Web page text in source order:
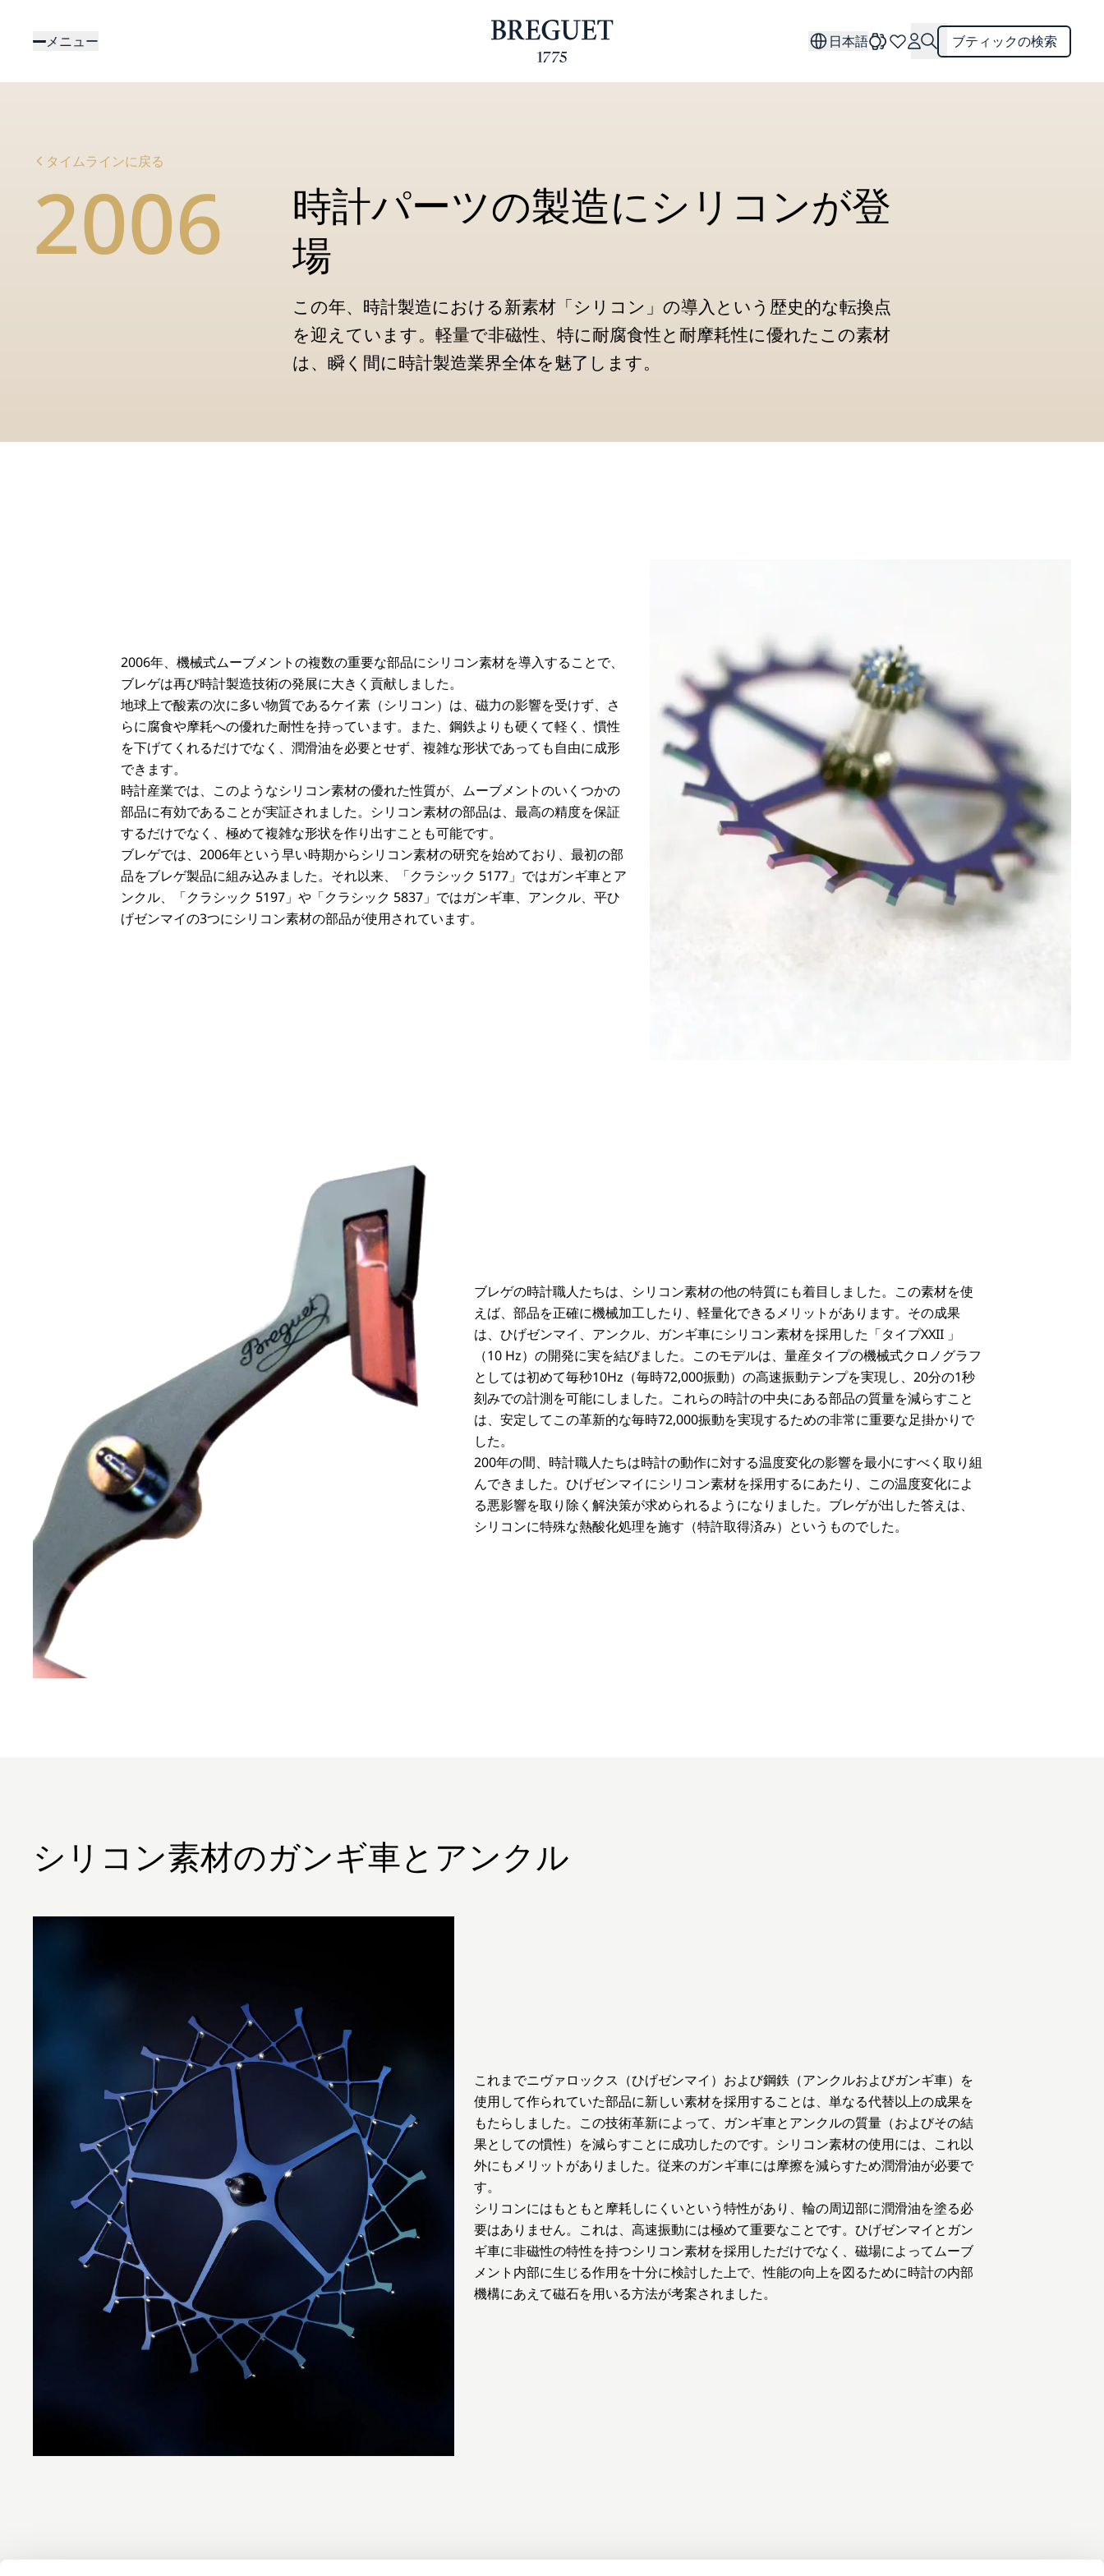
メニュー 日本語 ブティックの検索
タイムラインに戻る
2006
時計パーツの製造にシリコンが登
場
この年、時計製造における新素材「シリコン」の導入という歴史的な転換点
を迎えています。軽量で非磁性、特に耐腐食性と耐摩耗性に優れたこの素材
は、瞬く間に時計製造業界全体を魅了します。
2006年、機械式ムーブメントの複数の重要な部品にシリコン素材を導入することで、
ブレゲは再び時計製造技術の発展に大きく貢献しました。
地球上で酸素の次に多い物質であるケイ素（シリコン）は、磁力の影響を受けず、さ
らに腐食や摩耗への優れた耐性を持っています。また、鋼鉄よりも硬くて軽く、慣性
を下げてくれるだけでなく、潤滑油を必要とせず、複雑な形状であっても自由に成形
できます。
時計産業では、このようなシリコン素材の優れた性質が、ムーブメントのいくつかの
部品に有効であることが実証されました。シリコン素材の部品は、最高の精度を保証
するだけでなく、極めて複雑な形状を作り出すことも可能です。
ブレゲでは、2006年という早い時期からシリコン素材の研究を始めており、最初の部
品をブレゲ製品に組み込みました。それ以来、「クラシック 5177」ではガンギ車とア
ンクル、「クラシック 5197」や「クラシック 5837」ではガンギ車、アンクル、平ひ
げゼンマイの3つにシリコン素材の部品が使用されています。
ブレゲの時計職人たちは、シリコン素材の他の特質にも着目しました。この素材を使
えば、部品を正確に機械加工したり、軽量化できるメリットがあります。その成果
は、ひげゼンマイ、アンクル、ガンギ車にシリコン素材を採用した「タイプXXII 」
（10 Hz）の開発に実を結びました。このモデルは、量産タイプの機械式クロノグラフ
としては初めて毎秒10Hz（毎時72,000振動）の高速振動テンプを実現し、20分の1秒
刻みでの計測を可能にしました。これらの時計の中央にある部品の質量を減らすこと
は、安定してこの革新的な毎時72,000振動を実現するための非常に重要な足掛かりで
した。
200年の間、時計職人たちは時計の動作に対する温度変化の影響を最小にすべく取り組
んできました。ひげゼンマイにシリコン素材を採用するにあたり、この温度変化によ
る悪影響を取り除く解決策が求められるようになりました。ブレゲが出した答えは、
シリコンに特殊な熱酸化処理を施す（特許取得済み）というものでした。
シリコン素材のガンギ車とアンクル
これまでニヴァロックス（ひげゼンマイ）および鋼鉄（アンクルおよびガンギ車）を
使用して作られていた部品に新しい素材を採用することは、単なる代替以上の成果を
もたらしました。この技術革新によって、ガンギ車とアンクルの質量（およびその結
果としての慣性）を減らすことに成功したのです。シリコン素材の使用には、これ以
外にもメリットがありました。従来のガンギ車には摩擦を減らすため潤滑油が必要で
す。
シリコンにはもともと摩耗しにくいという特性があり、輪の周辺部に潤滑油を塗る必
要はありません。これは、高速振動には極めて重要なことです。ひげゼンマイとガン
ギ車に非磁性の特性を持つシリコン素材を採用しただけでなく、磁場によってムーブ
メント内部に生じる作用を十分に検討した上で、性能の向上を図るために時計の内部
機構にあえて磁石を用いる方法が考案されました。